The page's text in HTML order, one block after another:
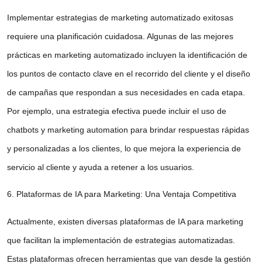
Implementar estrategias de marketing automatizado exitosas
requiere una planificación cuidadosa. Algunas de las mejores
prácticas en marketing automatizado incluyen la identificación de
los puntos de contacto clave en el recorrido del cliente y el diseño
de campañas que respondan a sus necesidades en cada etapa.
Por ejemplo, una estrategia efectiva puede incluir el uso de
chatbots y marketing automation para brindar respuestas rápidas
y personalizadas a los clientes, lo que mejora la experiencia de
servicio al cliente y ayuda a retener a los usuarios.
6. Plataformas de IA para Marketing: Una Ventaja Competitiva
Actualmente, existen diversas plataformas de IA para marketing
que facilitan la implementación de estrategias automatizadas.
Estas plataformas ofrecen herramientas que van desde la gestión